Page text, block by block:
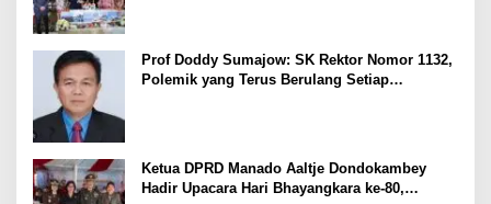
Prof Doddy Sumajow: SK Rektor Nomor 1132,
Polemik yang Terus Berulang Setiap
Ketua DPRD Manado Aaltje Dondokambey
Hadir Upacara Hari Bhayangkara ke-80,